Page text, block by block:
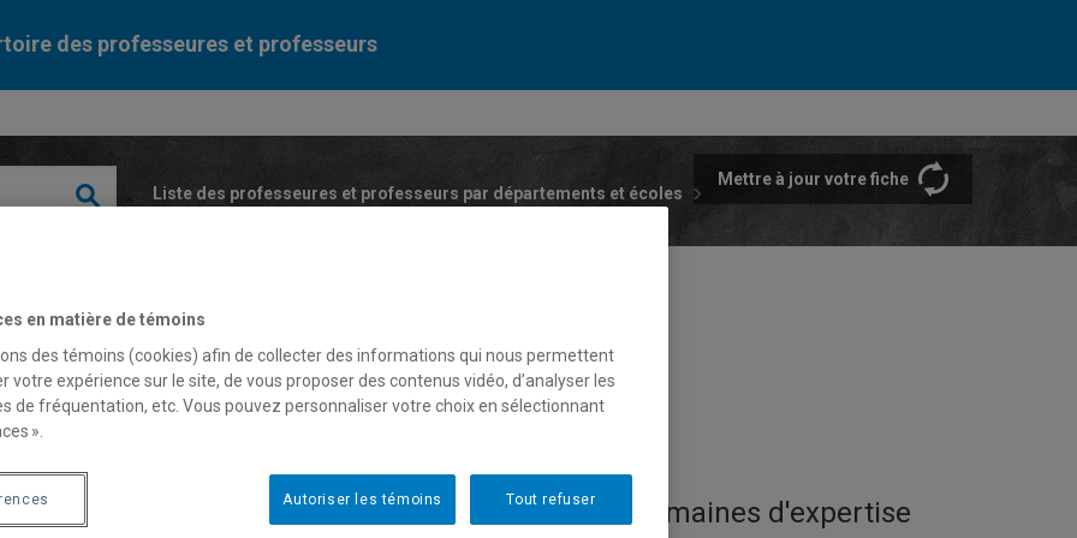
des professeures et professeurs
Liste des professeures et professeurs par départements et écoles
Mettre à jour votre fiche
Turcotte
Domaines d'expertise
en matière de témoins
des témoins (cookies) afin de collecter des informations qui nous permettent
votre expérience sur le site, de vous proposer des contenus vidéo, d’analyser les
de fréquentation, etc. Vous pouvez personnaliser votre choix en sélectionnant
».
Tout refuser
Autoriser les témoins